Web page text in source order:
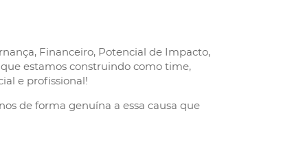
Financeiro, Potencial de Impacto,
estamos construindo como time,
e profissional!
de forma genuína a essa causa que